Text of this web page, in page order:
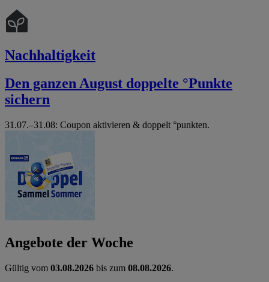
Nachhaltigkeit
Den ganzen August doppelte °Punkte
sichern
31.07.–31.08: Coupon aktivieren & doppelt °punkten.
Angebote der Woche
Gültig vom 03.08.2026 bis zum 08.08.2026.